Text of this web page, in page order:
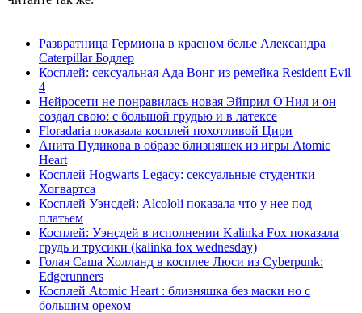
Развратница Гермиона в красном белье Александра
Caterpillar Бодлер
Косплей: сексуальная Ада Вонг из ремейка Resident Evil
4
Нейросети не понравилась новая Эйприл О'Нил и он
создал свою: с большой грудью и в латексе
Floradaria показала косплей похотливой Цири
Анита Пудикова в образе близняшек из игры Atomic
Heart
Косплей Hogwarts Legacy: сексуальные студентки
Хогвартса
Косплей Уэнсдей: Alcololi показала что у нее под
платьем
Косплей: Уэнсдей в исполнении Kalinka Fox показала
грудь и трусики (kalinka fox wednesday)
Голая Саша Холланд в косплее Люси из Cyberpunk:
Edgerunners
Косплей Atomic Heart : близняшка без маски но с
большим орехом